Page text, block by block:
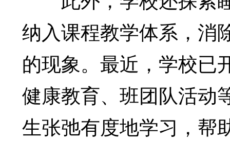
纳入课程教学体系，消
的现象。最近，学校已
健康教育、班团队活动
生张弛有度地学习，帮